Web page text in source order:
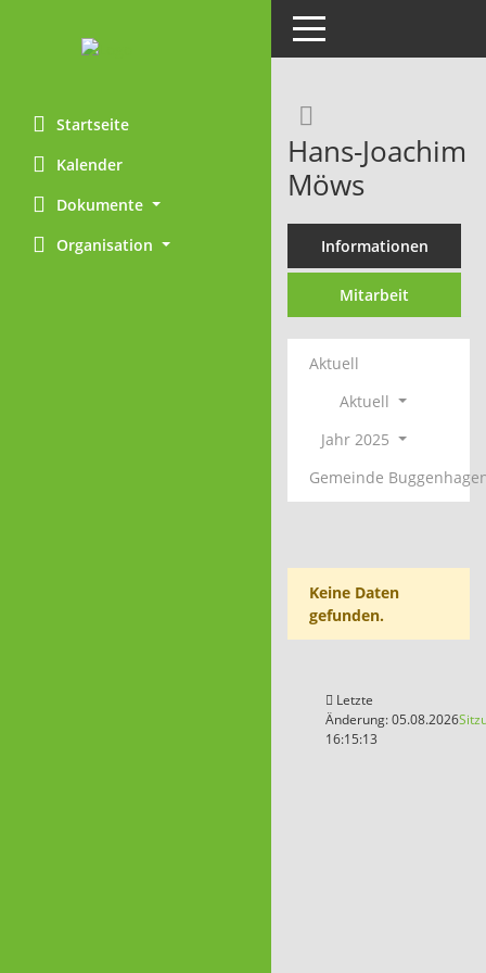
Startseite
Kalender
Dokumente
Organisation
Toggle navigation
Hans-Joachim
Möws
Informationen
Mitarbeit
Aktuell
Aktuell
Jahr 2025
Gemeinde
Keine Daten
gefunden.
Letzte
Änderung: 05.08.2026
16:15:13